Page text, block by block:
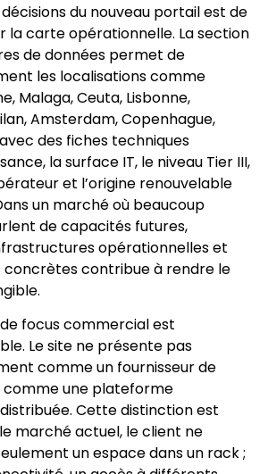
du nouveau portail est de
la carte opérationnelle. La section
de données permet de
les localisations comme
Malaga, Ceuta, Lisbonne,
Amsterdam, Copenhague,
des fiches techniques
la surface IT, le niveau Tier III,
et l’origine renouvelable
un marché où beaucoup
de capacités futures,
opérationnelles et
concrètes contribue à rendre le
focus commercial est
Le site ne présente pas
comme un fournisseur de
comme une plateforme
Cette distinction est
marché actuel, le client ne
un espace dans un rack ;